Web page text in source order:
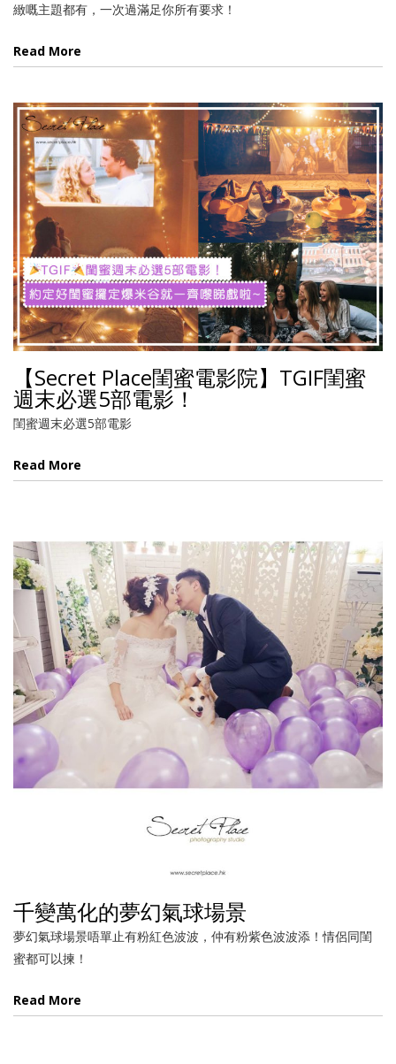
緻嘅主題都有，一次過滿足你所有要求！
Read More
【Secret Place閨蜜電影院】TGIF閨蜜
週末必選5部電影！
閨蜜週末必選5部電影
Read More
千變萬化的夢幻氣球場景
夢幻氣球場景唔單止有粉紅色波波，仲有粉紫色波波添！情侶同閨
蜜都可以揀！
Read More